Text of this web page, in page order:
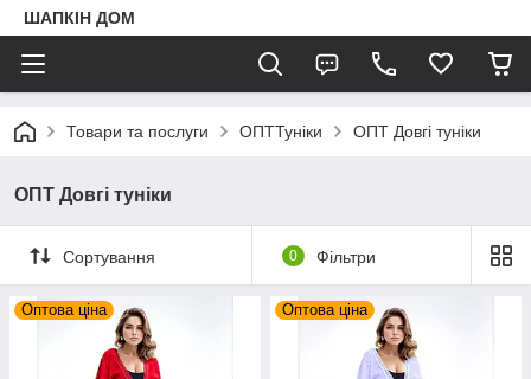
ШАПКIН ДОМ
Товари та послуги ОПТТуніки ОПТ Довгі туніки
ОПТ Довгі туніки
Сортування 0 Фільтри
Оптова ціна Оптова ціна